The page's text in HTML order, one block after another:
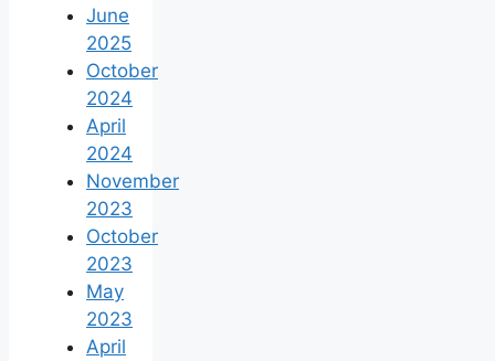
June
2025
October
2024
April
2024
November
2023
October
2023
May
2023
April